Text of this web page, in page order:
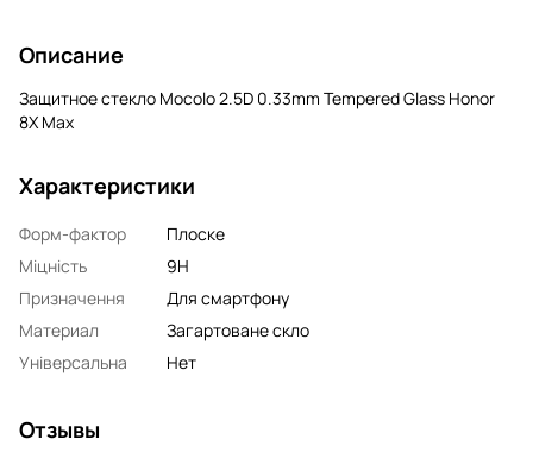
Описание
Защитное стекло Mocolo 2.5D 0.33mm Tempered Glass Honor
8X Max
Характеристики
Форм-фактор
Плоске
Міцність
9H
Призначення
Для смартфону
Материал
Загартоване скло
Універсальна
Нет
Отзывы